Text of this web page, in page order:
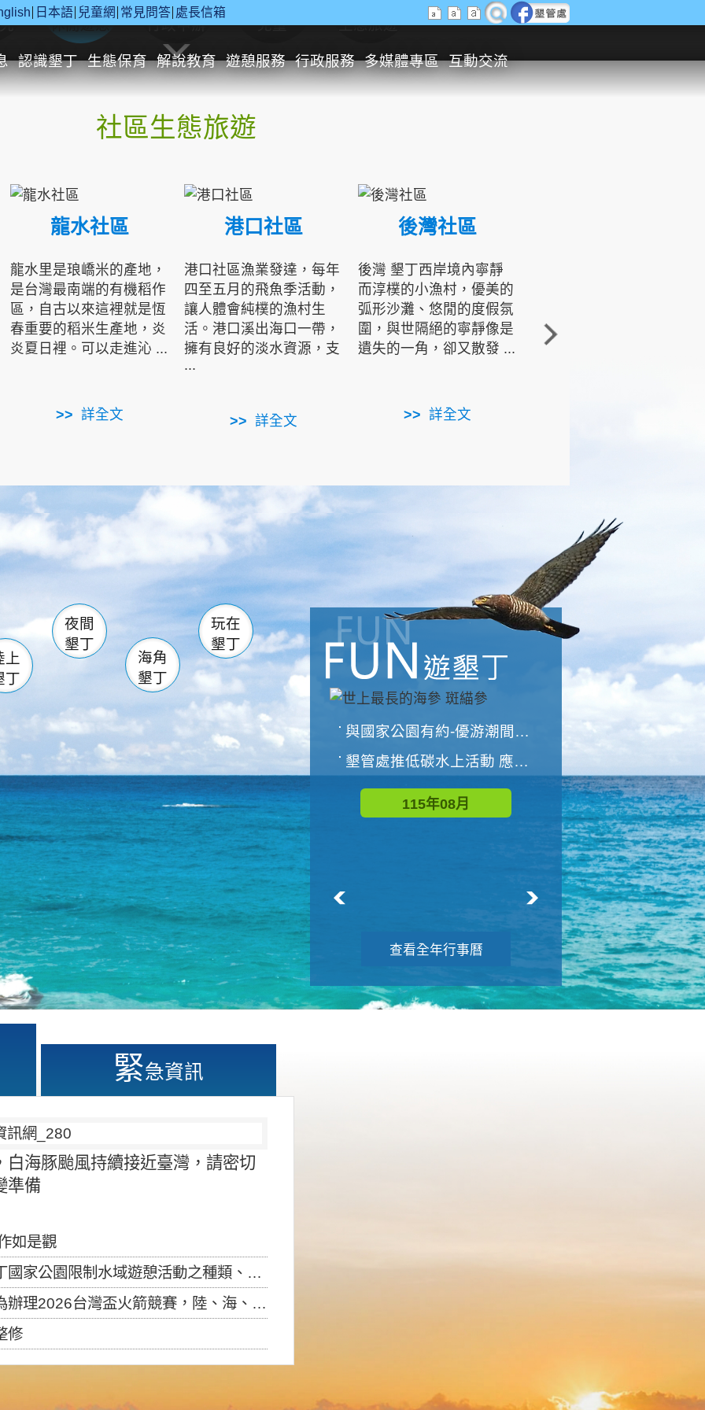
日本語 兒童網 常見問答 處長信箱
認識墾丁 生態保育 解說教育 遊憩服務 行政服務 多媒體專區 互動交流
休閒遊憩 行政申辦 兒童 生態旅遊
社區生態旅遊
龍水社區
龍水里是琅嶠米的產地，
是台灣最南端的有機稻作
區，自古以來這裡就是恆
春重要的稻米生產地，炎
炎夏日裡。可以走進沁 ...
詳全文
港口社區
港口社區漁業發達，每年
四至五月的飛魚季活動，
讓人體會純樸的漁村生
活。港口溪出海口一帶，
擁有良好的淡水資源，支
...
詳全文
後灣社區
後灣 墾丁西岸境內寧靜
而淳樸的小漁村，優美的
弧形沙灘、悠閒的度假氛
圍，與世隔絕的寧靜像是
遺失的一角，卻又散發 ...
詳全文
角的端點，冬季海浪拍打
著礁岸，旺盛的侵蝕作
南仁湖
滿州 佳樂水
森林遊樂區
墾管處遊客中心
社頂公園 風吹沙
船帆石 龍磐公園
香蕉灣 龍坑
鵝鑾鼻
上
丁
夜間
墾丁
海角
墾丁
玩在
墾丁
與國家公園有約-優游潮間探險者
墾管處推低碳水上活動 應屆畢業生限額免費參加
115年08月
世界地球清潔日 墾管處辦理「2026年墾丁國家公園沙灘淨灘活動
115年09月
查看全年行事曆
緊急資訊
海豚颱風持續接近臺灣，請密切
準備
如是觀
制水域遊憩活動之種類、範圍、時間及行為」，自即日生效。
盃火箭競賽，陸、海、空域警戒及協調相關事宜，因颱風備案事宜
修